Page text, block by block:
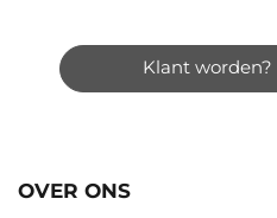
Klant worden?
OVER ONS